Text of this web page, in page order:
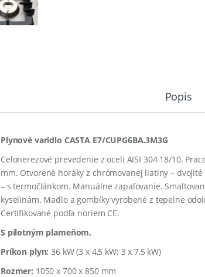
Popis
Plynové varidlo CASTA E7/CUPG6BA.3M3G
Celonerezové prevedenie z oceli AISI 304 18/10.
mm. Otvorené horáky z chrómovanej liatiny –
– s termočlánkom. Manuálne zapaľovanie.
kyselinám. Madlo a gombíky vyrobené z tepelne
Certifikované podľa noriem CE.
S pilotným plameňom.
Príkon plyn: 36 kW (3 x 4,5 kW; 3 x 7,5 kW)
Rozmer: 1050 x 700 x 850 mm